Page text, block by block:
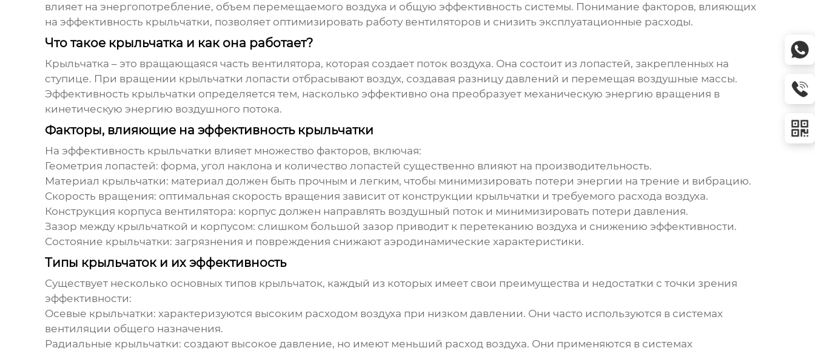
влияет на энергопотребление, объем перемещаемого воздуха и общую эффективность системы. Понимание факторов, влияющих
на эффективность крыльчатки, позволяет оптимизировать работу вентиляторов и снизить эксплуатационные расходы.
Что такое крыльчатка и как она работает?
Крыльчатка – это вращающаяся часть вентилятора, которая создает поток воздуха. Она состоит из лопастей, закрепленных на
ступице. При вращении крыльчатки лопасти отбрасывают воздух, создавая разницу давлений и перемещая воздушные массы.
Эффективность крыльчатки определяется тем, насколько эффективно она преобразует механическую энергию вращения в
кинетическую энергию воздушного потока.
Факторы, влияющие на эффективность крыльчатки
На эффективность крыльчатки влияет множество факторов, включая:
Геометрия лопастей: форма, угол наклона и количество лопастей существенно влияют на производительность.
Материал крыльчатки: материал должен быть прочным и легким, чтобы минимизировать потери энергии на трение и вибрацию.
Скорость вращения: оптимальная скорость вращения зависит от конструкции крыльчатки и требуемого расхода воздуха.
Конструкция корпуса вентилятора: корпус должен направлять воздушный поток и минимизировать потери давления.
Зазор между крыльчаткой и корпусом: слишком большой зазор приводит к перетеканию воздуха и снижению эффективности.
Состояние крыльчатки: загрязнения и повреждения снижают аэродинамические характеристики.
Типы крыльчаток и их эффективность
Существует несколько основных типов крыльчаток, каждый из которых имеет свои преимущества и недостатки с точки зрения
эффективности:
Осевые крыльчатки: характеризуются высоким расходом воздуха при низком давлении. Они часто используются в системах
вентиляции общего назначения.
Радиальные крыльчатки: создают высокое давление, но имеют меньший расход воздуха. Они применяются в системах